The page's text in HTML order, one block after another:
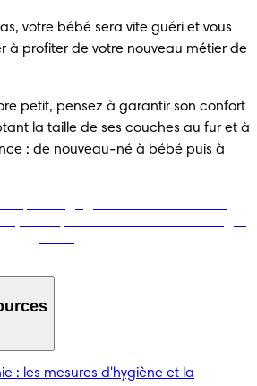
votre bébé sera vite guéri et vous
à profiter de votre nouveau métier de
petit, pensez à garantir son confort
la taille de ses couches au fur et à
: de nouveau-né à bébé puis à
: les mesures d'hygiène et la